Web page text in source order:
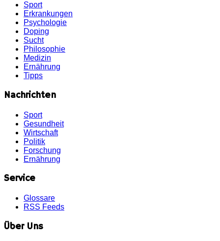
Sport
Erkrankungen
Psychologie
Doping
Sucht
Philosophie
Medizin
Ernährung
Tipps
Nachrichten
Sport
Gesundheit
Wirtschaft
Politik
Forschung
Ernährung
Service
Glossare
RSS Feeds
Über Uns